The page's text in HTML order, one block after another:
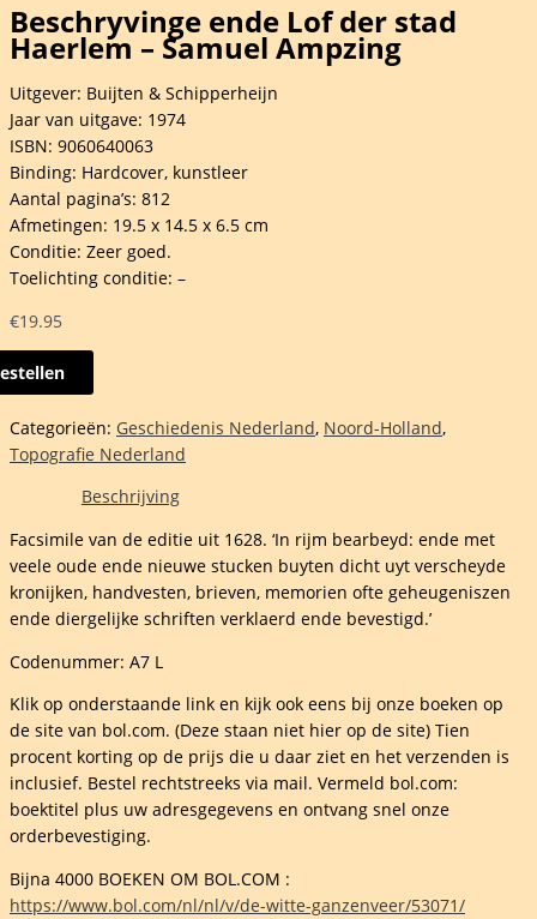
Beschryvinge ende Lof der stad
Haerlem – Samuel Ampzing
Uitgever: Buijten & Schipperheijn
Jaar van uitgave: 1974
ISBN: 9060640063
Binding: Hardcover, kunstleer
Aantal pagina’s: 812
Afmetingen: 19.5 x 14.5 x 6.5 cm
Conditie: Zeer goed.
Toelichting conditie: –
€19.95
Categorieën: Geschiedenis Nederland, Noord-Holland,
Topografie Nederland
Beschrijving
Facsimile van de editie uit 1628. ‘In rijm bearbeyd: ende met
veele oude ende nieuwe stucken buyten dicht uyt verscheyde
kronijken, handvesten, brieven, memorien ofte geheugeniszen
ende diergelijke schriften verklaerd ende bevestigd.’
Codenummer: A7 L
Klik op onderstaande link en kijk ook eens bij onze boeken op
de site van bol.com. (Deze staan niet hier op de site) Tien
procent korting op de prijs die u daar ziet en het verzenden is
inclusief. Bestel rechtstreeks via mail. Vermeld bol.com:
boektitel plus uw adresgegevens en ontvang snel onze
orderbevestiging.
Bijna 4000 BOEKEN OM BOL.COM :
https://www.bol.com/nl/nl/v/de-witte-ganzenveer/53071/